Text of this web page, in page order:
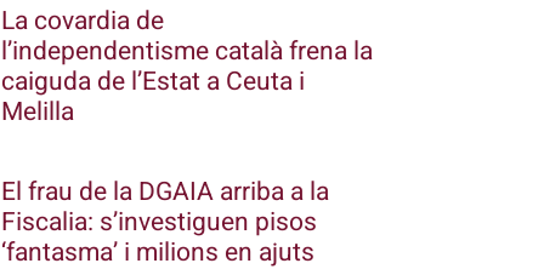
La covardia de
l’independentisme català frena la
caiguda de l’Estat a Ceuta i
Melilla
El frau de la DGAIA arriba a la
Fiscalia: s’investiguen pisos
‘fantasma’ i milions en ajuts